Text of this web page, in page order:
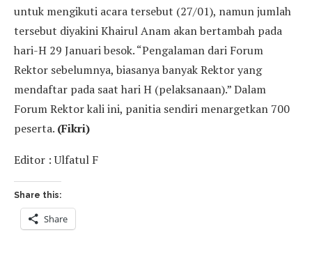
untuk mengikuti acara tersebut (27/01), namun jumlah
tersebut diyakini Khairul Anam akan bertambah pada
hari-H 29 Januari besok. “Pengalaman dari Forum
Rektor sebelumnya, biasanya banyak Rektor yang
mendaftar pada saat hari H (pelaksanaan).” Dalam
Forum Rektor kali ini, panitia sendiri menargetkan 700
peserta. (Fikri)
Editor : Ulfatul F
Share this:
Share